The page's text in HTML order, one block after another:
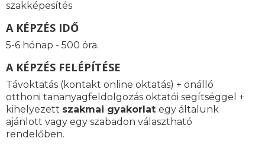
szakképesítés
A KÉPZÉS IDŐ
5-6 hónap - 500 óra.
A KÉPZÉS FELÉPÍTÉSE
Távoktatás (kontakt online oktatás) + önálló
otthoni tananyagfeldolgozás oktatói segítséggel +
kihelyezett szakmai gyakorlat egy általunk
ajánlott vagy egy szabadon választható
rendelőben.